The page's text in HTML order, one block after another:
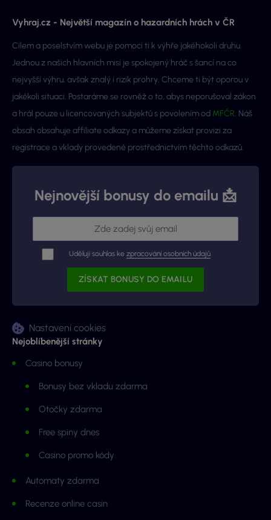
Vyhraj.cz - Největší magazín o hazardních hrách v ČR
Cílem a poselstvím webu je pomoci ti k výhře jakéhokoli druhu.
Jednou z našich hlavních misí je spokojený hráč s šancí na co
nejvyšší výhru, avšak znalý i rizik prohry. Chceme ti být oporou v
jakékoli situaci. Postaráme se rovněž o to, abys neporušoval zákon
a hrál pouze u licencovaných subjektů s povolením od MFČR. Náš
obsah obsahuje affiliate odkazy a můžeme získat provizi za
registrace a vklady provedené prostřednictvím těchto odkazů.
Nejnovější bonusy do emailu 📩
Uděluji souhlas ke zpracování osobních údajů
Nastavení cookies
Nejoblíbenější stránky
Casino bonusy
Bonusy bez vkladu zdarma
Otočky zdarma
Free spiny dnes
Casino promo kódy
Automaty zdarma
Recenze online casin